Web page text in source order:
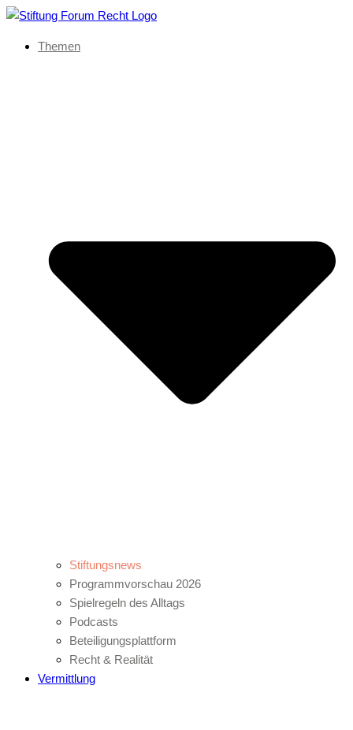
Themen
Stiftungsnews
Programmvorschau 2026
Spielregeln des Alltags
Podcasts
Beteiligungsplattform
Recht & Realität
Vermittlung